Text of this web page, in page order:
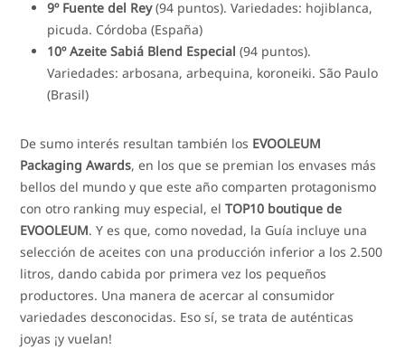
9º Fuente del Rey(94 puntos). Variedades: hojiblanca,
picuda. Córdoba (España)
10º Azeite Sabiá Blend Especial (94 puntos).
Variedades: arbosana, arbequina, koroneiki. São Paulo
(Brasil)
De sumo interés resultan también los EVOOLEUM
Packaging Awards, en los que se premian los envases más
bellos del mundo y que este año comparten protagonismo
con otro ranking muy especial, elTOP10 boutique de
EVOOLEUM. Y es que, como novedad, la Guía incluye una
selección de aceites con una producción inferior a los 2.500
litros, dando cabida por primera vez los pequeños
productores. Una manera de acercar al consumidor
variedades desconocidas. Eso sí, se trata de auténticas
joyas ¡y vuelan!